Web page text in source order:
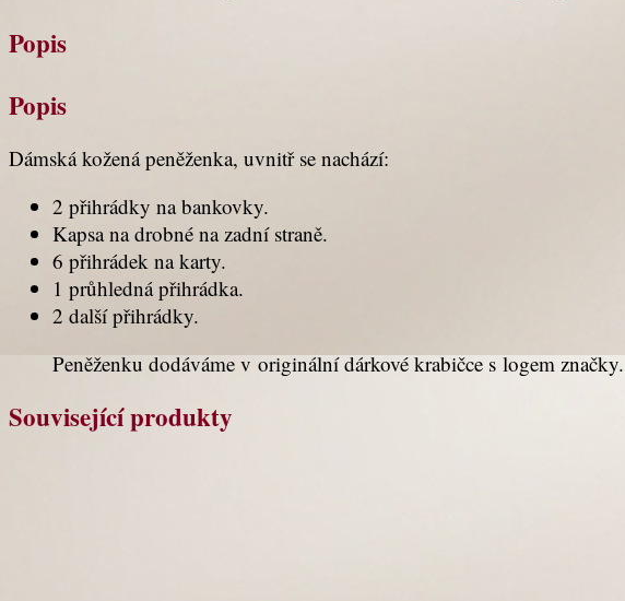
Popis
Popis
Dámská kožená peněženka, uvnitř se nachází:
2 přihrádky na bankovky.
Kapsa na drobné na zadní straně.
6 přihrádek na karty.
1 průhledná přihrádka.
2 další přihrádky.
Peněženku dodáváme v originální dárkové krabičce s logem značky.
Související produkty